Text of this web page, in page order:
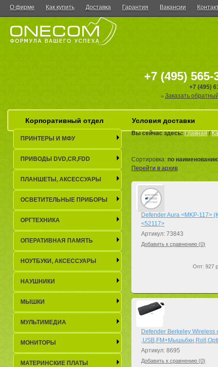
О фирме Как купить Доставка Гарантия Вакансии
+7 (495) 565-
+7 (495)
Заказать
Корпоративный отдел Условия доставки
Вы сейчас здесь:Главная/
Сортировка: по
Перейти в архив
Defender Aura <MKP-117>
<52117>
Артикул: 73843
Добавить к сравнению (0)
Опт: 927
Defender Berkeley
Артикул: 8695
Добавить к сравнению (0)
ПРИНТЕРЫ И МФУ
ПРИВОДЫ DVD,CR,FDD
ПЛАНШЕТЫ, АКСЕСCУАРЫ
ОСВЕТИТЕЛЬНЫЕ ПРИБОРЫ
ОРГТЕХНИКА
ОПЕРАТИВНАЯ ПАМЯТЬ
НОУТБУКИ, АКСЕСCУАРЫ
НАУШНИКИ
МЫШКИ
МУЛЬТИМЕДИА
МОНИТОРЫ
МАТЕРИНСКИЕ ПЛАТЫ